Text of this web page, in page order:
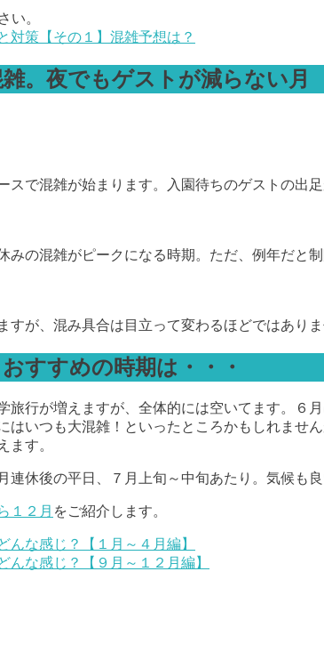
い。
対策【その１】混雑予想は？
。夜でもゲストが減らない月
スで混雑が始まります。入園待ちのゲストの出
みの混雑がピークになる時期。ただ、例年だ
すが、混み具合は目立って変わるほどではあり
すすめの時期は・・・
旅行が増えますが、全体的には空いてます。
はいつも大混雑！といったところかもしれま
ます。
連休後の平日、７月上旬～中旬あたり。気候も
１２月 をご紹介します。
な感じ？【１月～４月編】
な感じ？【９月～１２月編】